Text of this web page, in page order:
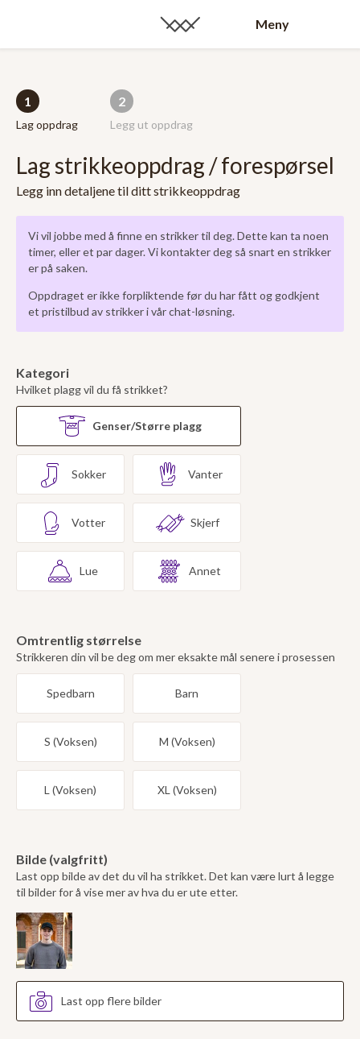
Meny
1
Lag oppdrag
2
Legg ut oppdrag
Lag strikkeoppdrag / forespørsel
Legg inn detaljene til ditt strikkeoppdrag
Vi vil jobbe med å finne en strikker til deg. Dette kan ta noen
timer, eller et par dager. Vi kontakter deg så snart en strikker
er på saken.
Oppdraget er ikke forpliktende før du har fått og godkjent
et pristilbud av strikker i vår chat-løsning.
Kategori
Hvilket plagg vil du få strikket?
Genser/Større plagg
Sokker Vanter
Votter Skjerf
Lue Annet
Omtrentlig størrelse
Strikkeren din vil be deg om mer eksakte mål senere i prosessen
Spedbarn Barn
S (Voksen) M (Voksen)
L (Voksen) XL (Voksen)
Bilde (valgfritt)
Last opp bilde av det du vil ha strikket. Det kan være lurt å legge
til bilder for å vise mer av hva du er ute etter.
Last opp flere bilder